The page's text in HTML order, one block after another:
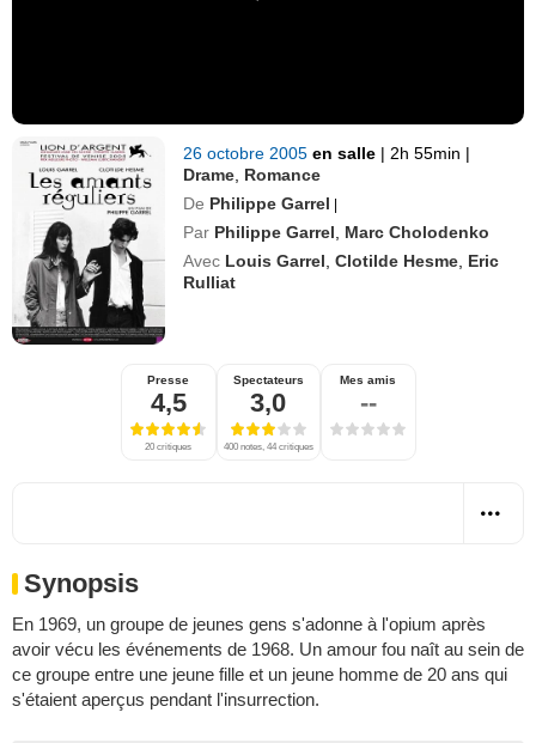
26 octobre 2005en salle | 2h 55min |
Drame Romance
De Philippe Garrel |
Par Philippe Garrel
Marc Cholodenko
Avec Louis Garrel ,Clotilde Hesme Eric
Rulliat
Presse
4,5
20 critiques
Spectateurs
3,0
400 notes, 44 critiques
Mes amis
--
Synopsis
En 1969, un groupe de jeunes gens s'adonne à l'opium après
avoir vécu les événements de 1968. Un amour fou naît au sein de
ce groupe entre une jeune fille et un jeune homme de 20 ans qui
s'étaient aperçus pendant l'insurrection.